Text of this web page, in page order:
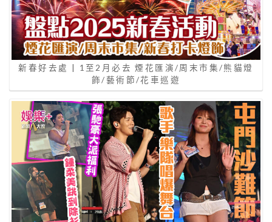
新春好去處 | 1至2月必去 煙花匯演/周末市集/熊貓燈
飾/藝術節/花車巡遊